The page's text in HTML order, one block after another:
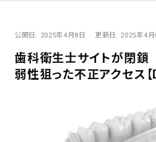
公開日: 2025年4月8日 更新日: 2025年4月
歯科衛生士サイトが閉鎖
弱性狙った不正アクセス【